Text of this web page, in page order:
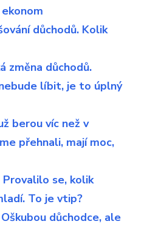
důchodů. Kolik
změna důchodů.
líbit, je to úplný
berou víc než v
přehnali, mají moc,
Provalilo se, kolik
To je vtip?
důchodce, ale